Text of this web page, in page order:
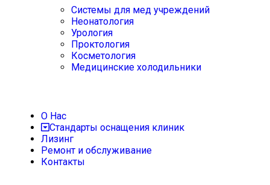
Системы для мед учреждений
Неонатология
Урология
Проктология
Косметология
Медицинские холодильники
О Нас
Стандарты оснащения клиник
Лизинг
Ремонт и обслуживание
Контакты